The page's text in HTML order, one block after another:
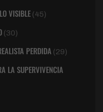
VISIBLE (45)
(30)
PERDIDA (29)
LA SUPERVIVENCIA